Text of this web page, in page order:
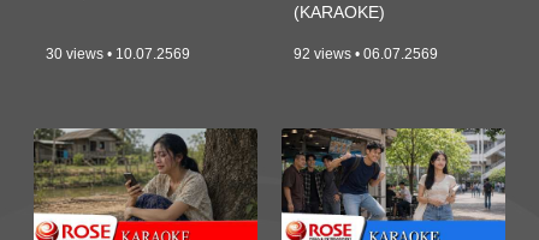
30 views • 10.07.2569
(KARAOKE)
92 views • 06.07.2569